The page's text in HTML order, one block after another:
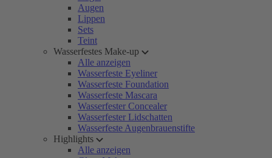
Augen
Lippen
Sets
Teint
Wasserfestes Make-up
Alle anzeigen
Wasserfeste Eyeliner
Wasserfeste Foundation
Wasserfeste Mascara
Wasserfester Concealer
Wasserfester Lidschatten
Wasserfeste Augenbrauenstifte
Highlights
Alle anzeigen